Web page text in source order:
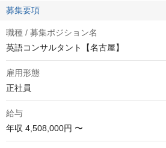
募集要項
職種 / 募集ポジション名
英語コンサルタント【名古屋】
雇用形態
正社員
給与
年収 4,508,000円 〜